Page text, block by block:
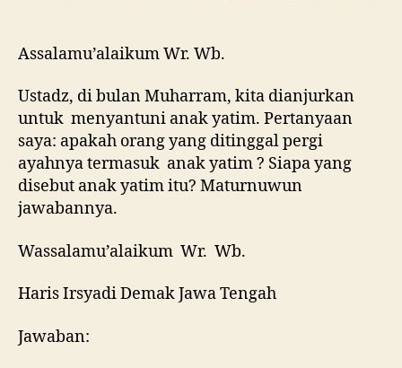
Assalamu’alaikum Wr. Wb.
Ustadz, di bulan Muharram, kita dianjurkan
untuk menyantuni anak yatim. Pertanyaan
saya: apakah orang yang ditinggal pergi
ayahnya termasuk anak yatim ? Siapa yang
disebut anak yatim itu? Maturnuwun
jawabannya.
Wassalamu’alaikum Wr. Wb.
Haris Irsyadi Demak Jawa Tengah
Jawaban: